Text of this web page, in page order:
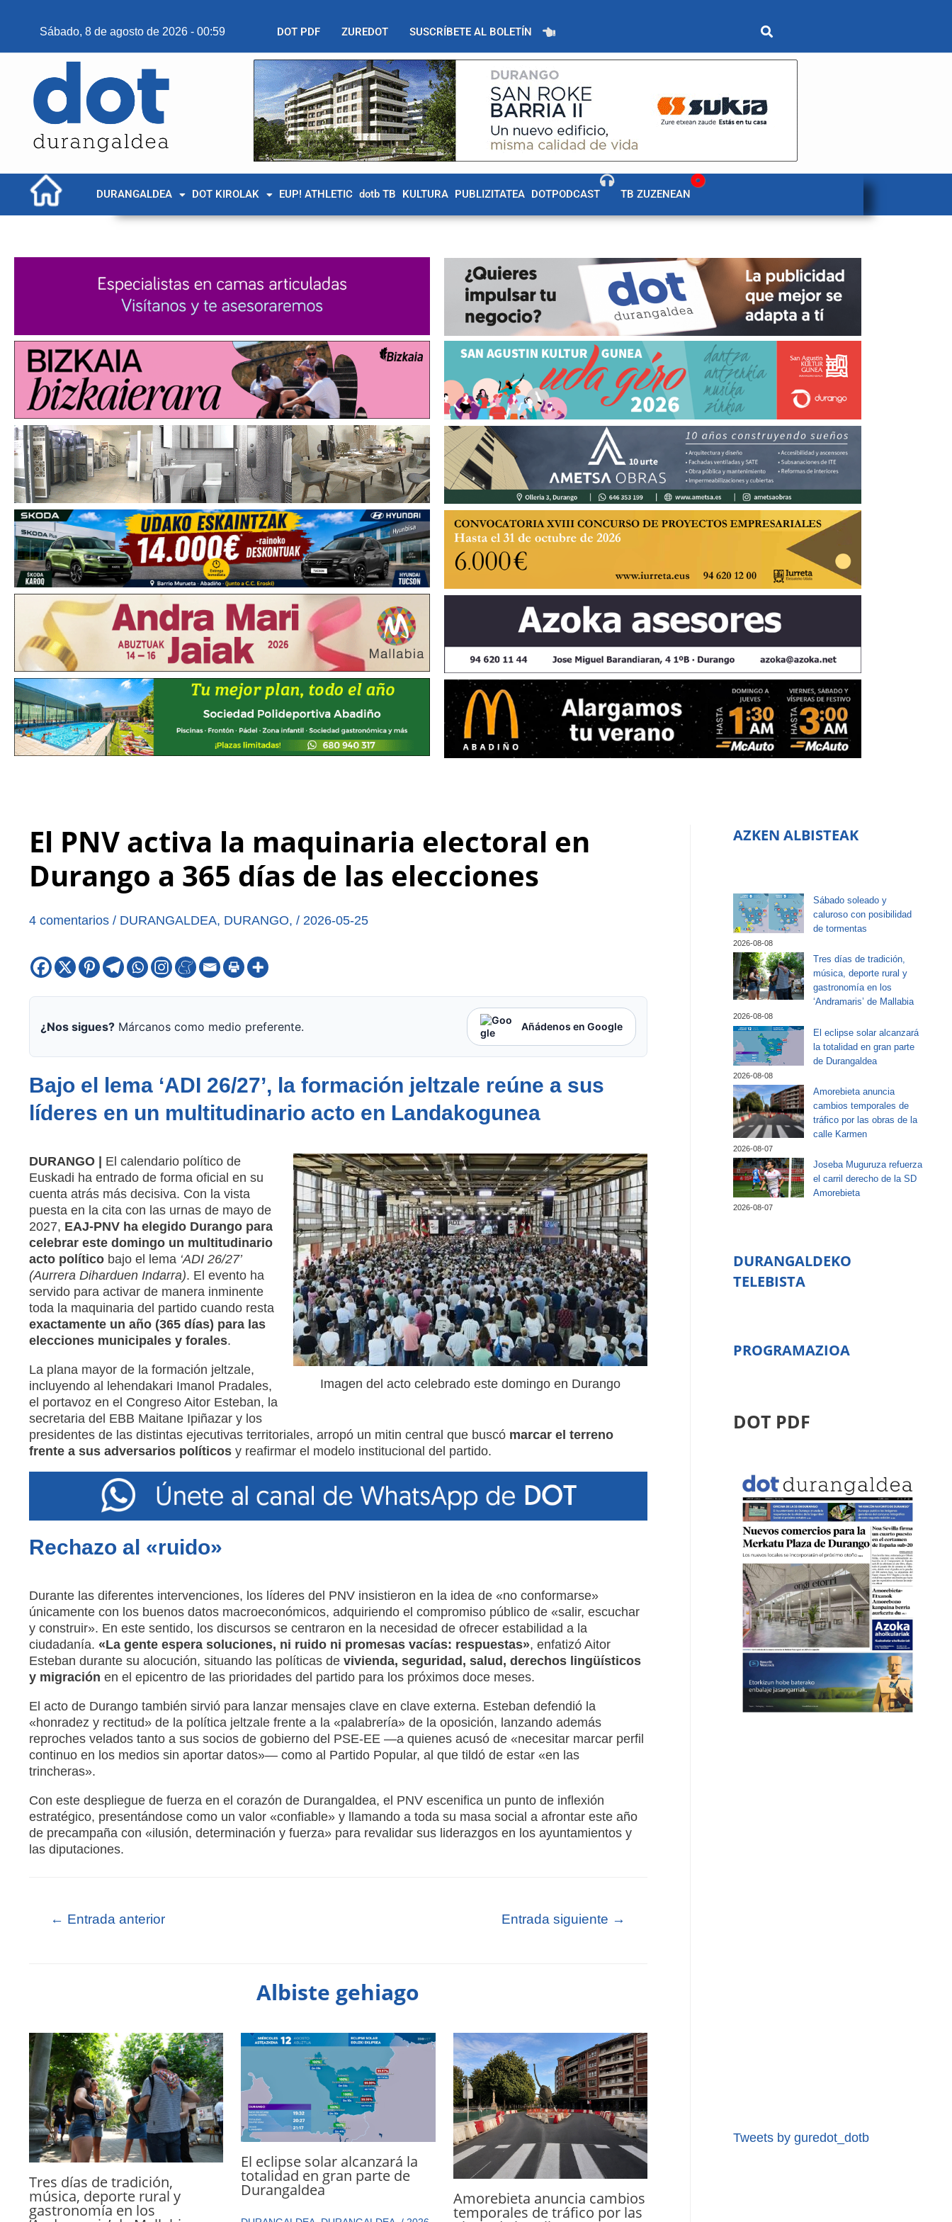
Sábado, 8 de agosto de 2026 - 00:59 DOT PDF ZUREDOT SUSCRÍBETE AL BOLETÍN
DURANGALDEA DOT KIROLAK EUP! ATHLETIC dotb TB KULTURA PUBLIZITATEA DOTPODCAST TB ZUZENEAN
El PNV activa la maquinaria electoral en
Durango a 365 días de las elecciones
4 comentarios / DURANGALDEA, DURANGO, / 2026-05-25
¿Nos sigues?Márcanos como medio preferente. Añádenos en Google
Bajo el lema ‘ADI 26/27’, la formación jeltzale reúne a sus
líderes en un multitudinario acto en Landakogunea
Imagen del acto celebrado este domingo en Durango
DURANGO | El calendario político de
Euskadi ha entrado de forma oficial en su
cuenta atrás más decisiva. Con la vista
puesta en la cita con las urnas de mayo de
2027, EAJ-PNV ha elegido Durango para
celebrar este domingo un multitudinario
acto políticobajo el lema ‘ADI 26/27’
(Aurrera Diharduen Indarra). El evento ha
servido para activar de manera inminente
toda la maquinaria del partido cuando resta
exactamente un año (365 días) para las
elecciones municipales y forales.
La plana mayor de la formación jeltzale,
incluyendo al lehendakari Imanol Pradales,
el portavoz en el Congreso Aitor Esteban, la
secretaria del EBB Maitane Ipiñazar y los
presidentes de las distintas ejecutivas territoriales, arropó un mitin central que buscó marcar el terreno
frente a sus adversarios políticosy reafirmar el modelo institucional del partido.
Rechazo al «ruido»
Durante las diferentes intervenciones, los líderes del PNV insistieron en la idea de «no conformarse»
únicamente con los buenos datos macroeconómicos, adquiriendo el compromiso público de «salir, escuchar
y construir». En este sentido, los discursos se centraron en la necesidad de ofrecer estabilidad a la
ciudadanía. «La gente espera soluciones, ni ruido ni promesas vacías: respuestas», enfatizó Aitor
Esteban durante su alocución, situando las políticas de vivienda, seguridad, salud, derechos lingüísticos
y migración en el epicentro de las prioridades del partido para los próximos doce meses.
El acto de Durango también sirvió para lanzar mensajes clave en clave externa. Esteban defendió la
«honradez y rectitud» de la política jeltzale frente a la «palabrería» de la oposición, lanzando además
reproches velados tanto a sus socios de gobierno del PSE-EE —a quienes acusó de «necesitar marcar perfil
continuo en los medios sin aportar datos»— como al Partido Popular, al que tildó de estar «en las
trincheras».
Con este despliegue de fuerza en el corazón de Durangaldea, el PNV escenifica un punto de inflexión
estratégico, presentándose como un valor «confiable» y llamando a toda su masa social a afrontar este año
de precampaña con «ilusión, determinación y fuerza» para revalidar sus liderazgos en los ayuntamientos y
las diputaciones.
← Entrada anterior Entrada siguiente →
Albiste gehiago
Tres días de tradición,
música, deporte rural y
gastronomía en los
El eclipse solar alcanzará la
totalidad en gran parte de
Durangaldea Amorebieta anuncia cambios
temporales de tráfico por las
AZKEN ALBISTEAK
Sábado soleado y
caluroso con posibilidad
de tormentas
2026-08-08
Tres días de tradición,
música, deporte rural y
gastronomía en los
‘Andramaris’ de Mallabia
2026-08-08
El eclipse solar alcanzará
la totalidad en gran parte
de Durangaldea
2026-08-08
Amorebieta anuncia
cambios temporales de
tráfico por las obras de la
calle Karmen
2026-08-07
Joseba Muguruza refuerza
el carril derecho de la SD
Amorebieta
2026-08-07
DURANGALDEKO
TELEBISTA
PROGRAMAZIOA
DOT PDF
Tweets by guredot_dotb